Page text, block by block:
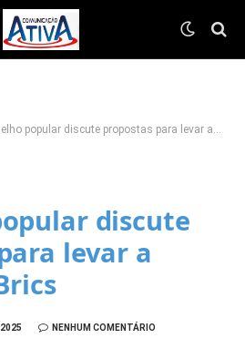
popular discute propostas para levar a líderes do Brics
discute
levar a
NENHUM COMENTÁRIO